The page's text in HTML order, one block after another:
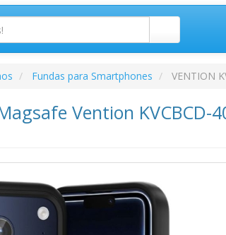
Fundas para Smartphones VENTION
Vention